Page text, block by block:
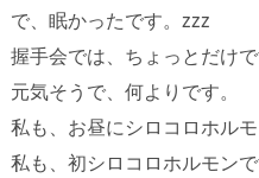
で、眠かったです。zzz
握手会では、ちょっとだけ
元気そうで、何よりです。
私も、お昼にシロコロホルモ
私も、初シロコロホルモンで